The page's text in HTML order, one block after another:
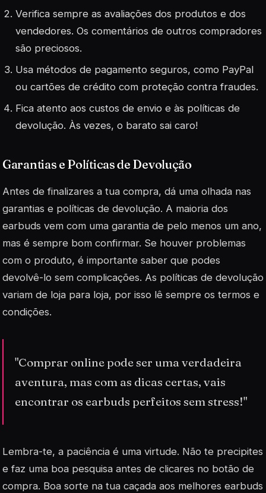
Verifica sempre as avaliações dos produtos e dos
vendedores. Os comentários de outros compradores
são preciosos.
Usa métodos de pagamento seguros, como PayPal
ou cartões de crédito com proteção contra fraudes.
Fica atento aos custos de envio e às políticas de
devolução. Às vezes, o barato sai caro!
Garantias e Políticas de Devolução
Antes de finalizares a tua compra, dá uma olhada nas
garantias e políticas de devolução. A maioria dos
earbuds vem com uma garantia de pelo menos um ano,
mas é sempre bom confirmar. Se houver problemas
com o produto, é importante saber que podes
devolvê-lo sem complicações. As políticas de devolução
variam de loja para loja, por isso lê sempre os termos e
condições.
"Comprar online pode ser uma verdadeira
aventura, mas com as dicas certas, vais
encontrar os earbuds perfeitos sem stress!"
Lembra-te, a paciência é uma virtude. Não te precipites
e faz uma boa pesquisa antes de clicares no botão de
compra. Boa sorte na tua caçada aos melhores earbuds